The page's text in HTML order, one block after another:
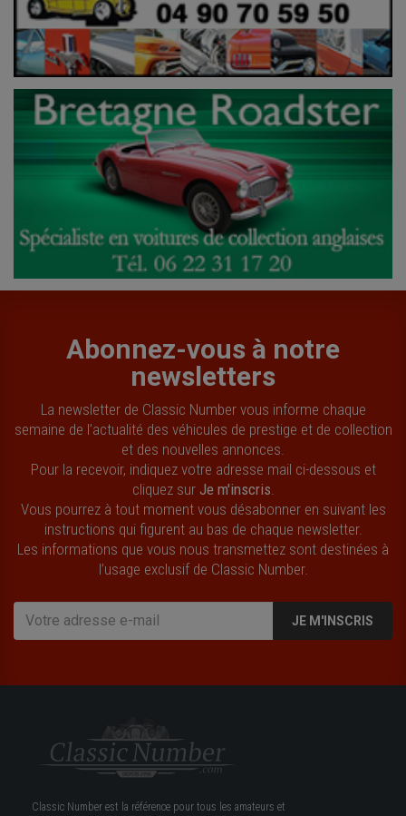
Abonnez-vous à notre
newsletters
La newsletter de Classic Number vous informe chaque
semaine de l’actualité des véhicules de prestige et de collection
et des nouvelles annonces.
Pour la recevoir, indiquez votre adresse mail ci-dessous et
cliquez sur Je m'inscris
Vous pourrez à tout moment vous désabonner en suivant les
instructions qui figurent au bas de chaque newsletter.
Les informations que vous nous transmettez sont destinées à
l’usage exclusif de Classic Number.
JE M'INSCRIS
Classic Number est la référence pour tous les amateurs et